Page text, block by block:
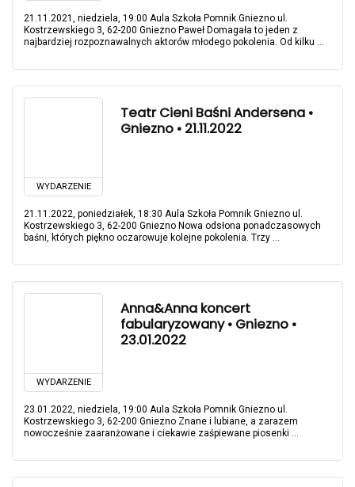
21.11.2021, niedziela, 19:00 Aula Szkoła Pomnik Gniezno ul.
Kostrzewskiego 3, 62-200 Gniezno Paweł Domagała to jeden z
najbardziej rozpoznawalnych aktorów młodego pokolenia. Od kilku ...
WYDARZENIE
Teatr Cieni Baśni Andersena •
Gniezno • 21.11.2022
21.11.2022, poniedziałek, 18:30 Aula Szkoła Pomnik Gniezno ul.
Kostrzewskiego 3, 62-200 Gniezno Nowa odsłona ponadczasowych
baśni, których piękno oczarowuje kolejne pokolenia. Trzy ...
WYDARZENIE
Anna&Anna koncert
fabularyzowany • Gniezno •
23.01.2022
23.01.2022, niedziela, 19:00 Aula Szkoła Pomnik Gniezno ul.
Kostrzewskiego 3, 62-200 Gniezno Znane i lubiane, a zarazem
nowocześnie zaaranżowane i ciekawie zaśpiewane piosenki ...